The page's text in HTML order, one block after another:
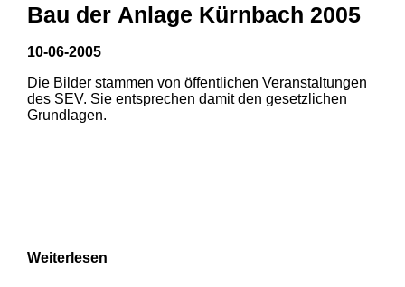
Bau der Anlage Kürnbach 2005
10-06-2005
Die Bilder stammen von öffentlichen Veranstaltungen
des SEV. Sie entsprechen damit den gesetzlichen
Grundlagen.
Weiterlesen